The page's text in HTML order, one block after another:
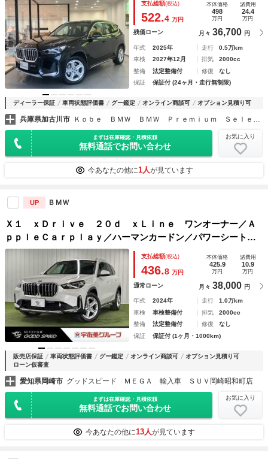
ター ハンドルヒーター フロント電動シート ハンドルヒー
ター
支払総額(税込)
522.4 万円
本体価格
498
万円
諸費用
24.4
万円
残価ローン 月々 36,700 円
年式 2025年 走行
0.5万km
車検
2027年12月 排気
2000cc
整備
法定整備付 修復
なし
保証
保証付 (24ヶ月・走行無制限)
ディーラー保証 車両状態評価書 グー鑑定 オンライン商談可 オプション見積り可
兵庫県加古川市 Ｋｏｂｅ ＢＭＷ ＢＭＷ Ｐｒｅｍｉｕｍ Ｓｅｌｅｃｔｉｏｎ 加古川
まずは在庫確認・見積依頼
無料通話でお問い合わせ
お気に入り
今あなたの他に1人が見ています
UP ＢＭＷ
Ｘ１ ｘＤｒｉｖｅ ２０ｄ ｘＬｉｎｅ ワンオーナー／Ａ
ｐｐｌｅＣａｒｐｌａｙ／ハーマンカードン／パワーシート／
シートヒーター／黒革／オートホールド／ＡｎｄｒｏｉｄＡｕ
ｔｏ／オートエアコン／ブラインドアシスト／全周囲カメラ／
ＬＥＤヘッド
支払総額(税込)
436.8 万円
本体価格
425.9
万円
諸費用
10.9
万円
通常ローン 月々 38,000 円
年式 2024年 走行
1.0万km
車検
車検整備付 排気
2000cc
整備
法定整備付 修復
なし
保証
保証付 (1ヶ月・1000km)
販売店保証 車両状態評価書 グー鑑定 オンライン商談可
オプション見積り可
ローン仮審査
愛知県岡崎市 グッドスピード ＭＥＧＡ 輸入車 ＳＵＶ岡崎昭和町店
まずは在庫確認・見積依頼
無料通話でお問い合わせ
お気に入り
今あなたの他に13人が見ています